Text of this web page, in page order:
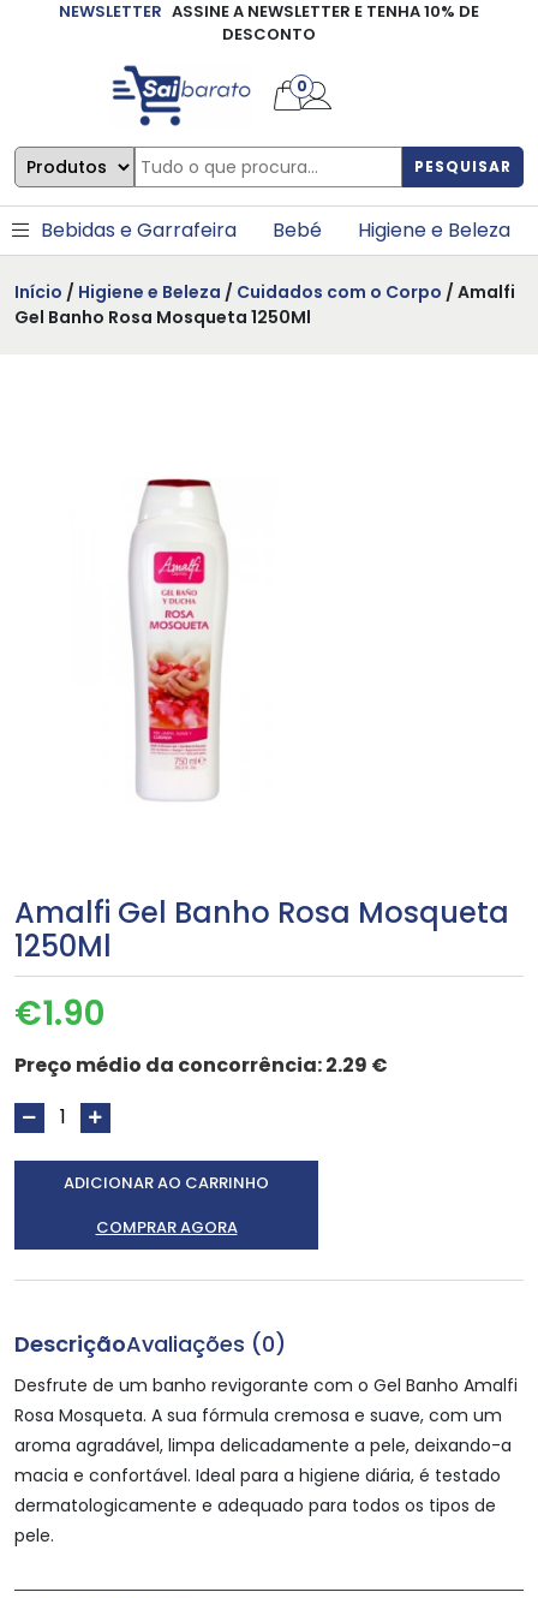
NEWSLETTER ASSINE A NEWSLETTER E TENHA 10% DE
DESCONTO
PESQUISAR
0
Bebidas e Garrafeira Bebé Higiene e Beleza
Início / Higiene e Beleza / Cuidados com o Corpo / Amalfi
Gel Banho Rosa Mosqueta 1250Ml
Amalfi Gel Banho Rosa Mosqueta
1250Ml
€1.90
Preço médio da concorrência:2.29 €
ADICIONAR AO CARRINHO
COMPRAR AGORA
DescriçãoAvaliações (0)
Desfrute de um banho revigorante com o Gel Banho Amalfi
Rosa Mosqueta. A sua fórmula cremosa e suave, com um
aroma agradável, limpa delicadamente a pele, deixando-a
macia e confortável. Ideal para a higiene diária, é testado
dermatologicamente e adequado para todos os tipos de
pele.